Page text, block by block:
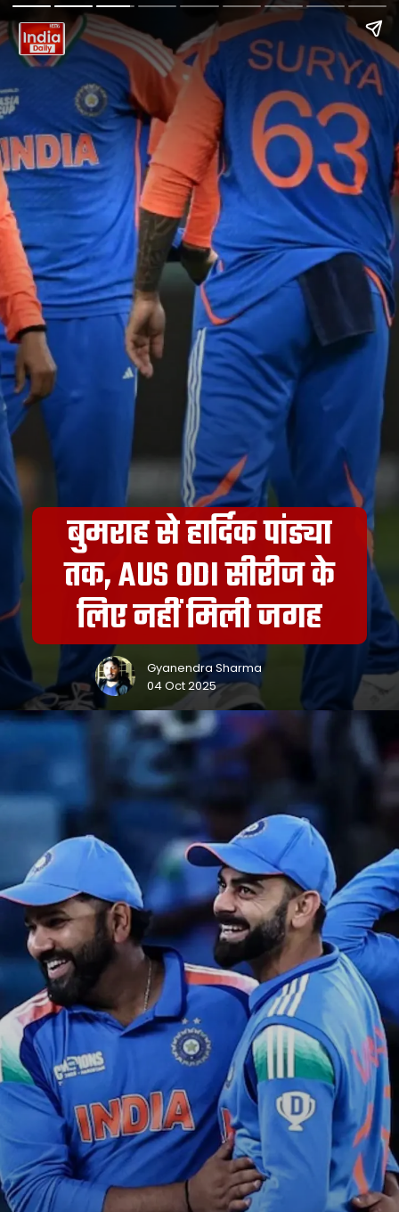
बुमराह से हार्दिक पांड्या
तक, AUS ODI सीरीज के
लिए नहीं मिली जगह
Gyanendra Sharma
04 Oct 2025